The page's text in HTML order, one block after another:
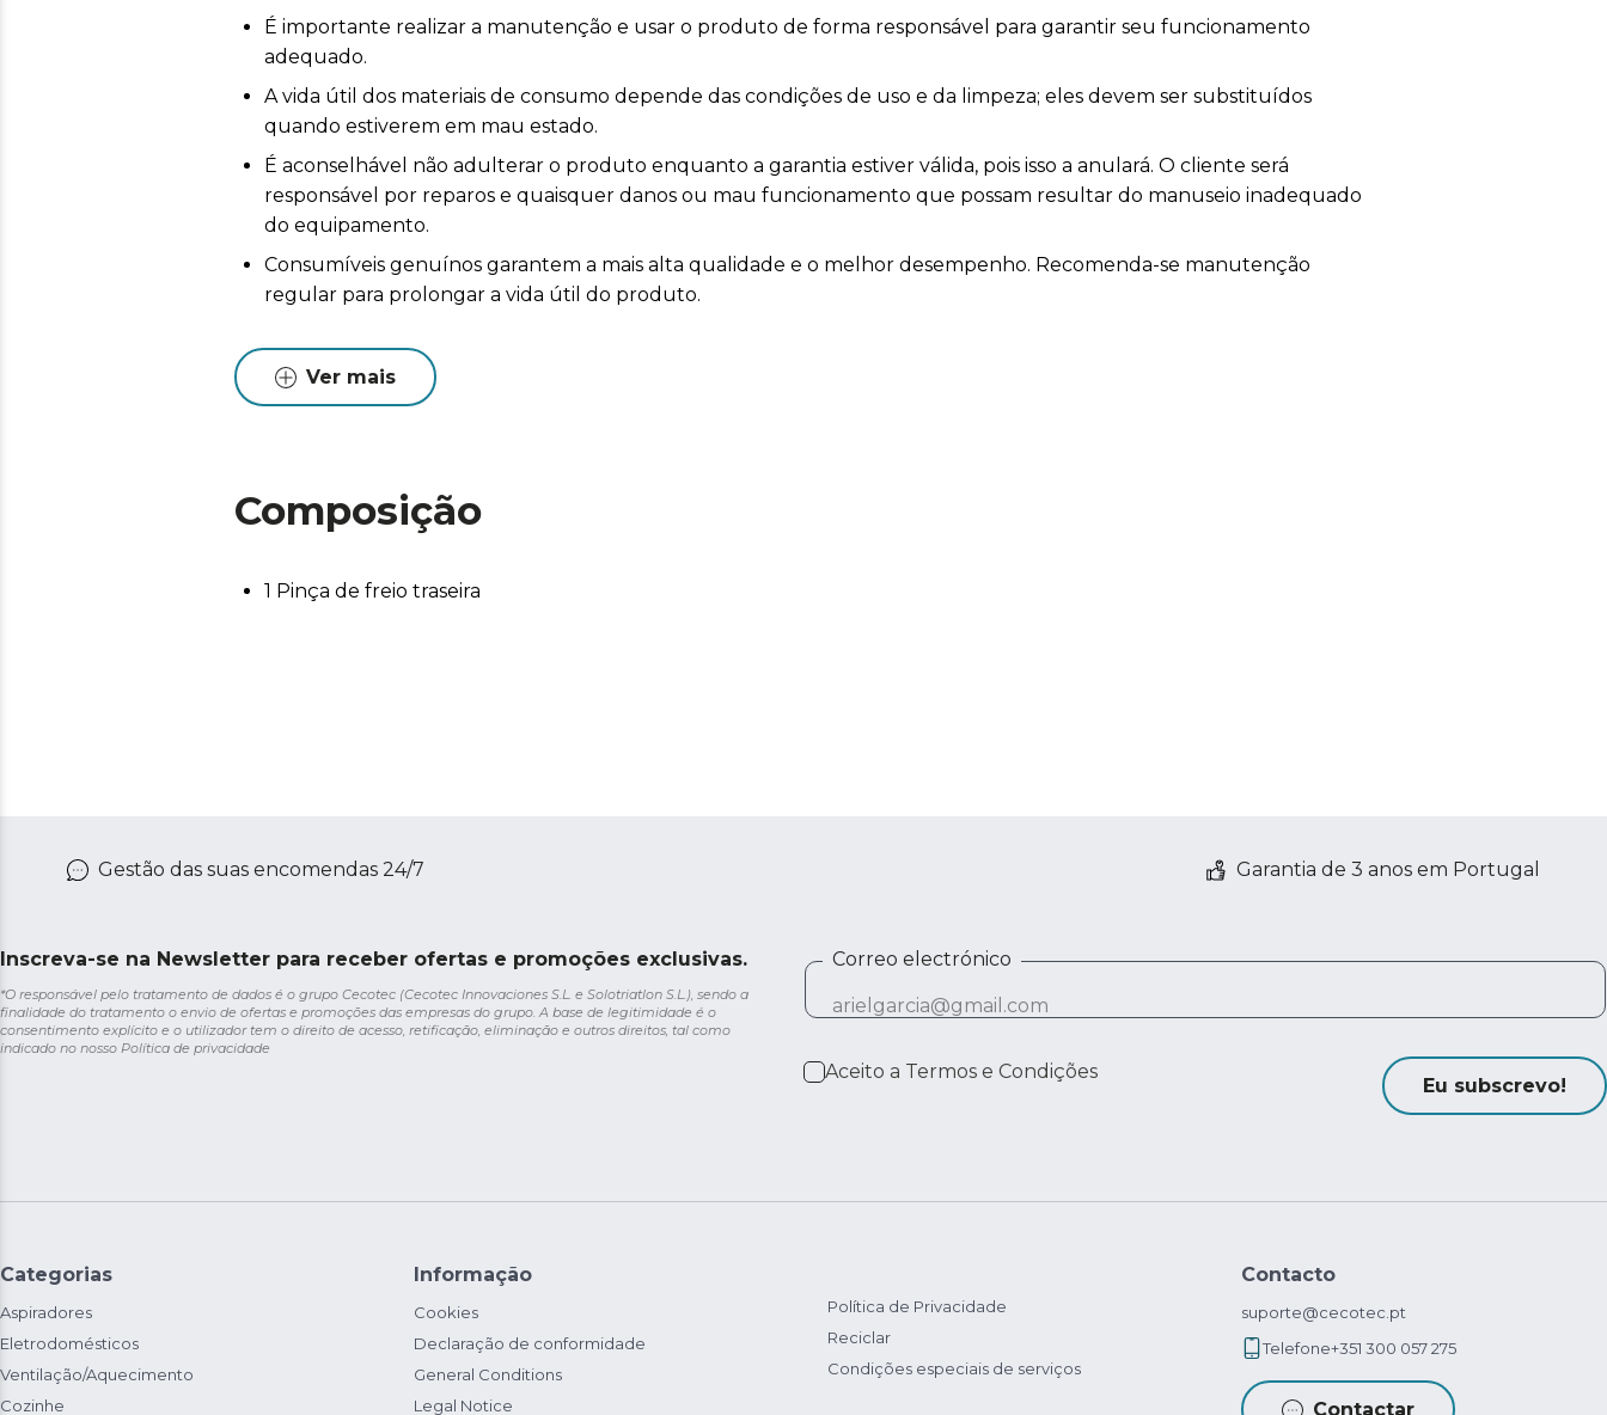
É importante realizar a manutenção e usar o produto de forma responsável para garantir seu funcionamento
adequado.
A vida útil dos materiais de consumo depende das condições de uso e da limpeza; eles devem ser substituídos
quando estiverem em mau estado.
É aconselhável não adulterar o produto enquanto a garantia estiver válida, pois isso a anulará. O cliente será
responsável por reparos e quaisquer danos ou mau funcionamento que possam resultar do manuseio inadequado
do equipamento.
Consumíveis genuínos garantem a mais alta qualidade e o melhor desempenho. Recomenda-se manutenção
regular para prolongar a vida útil do produto.
Ver mais
Composição
1 Pinça de freio traseira
Gestão das suas encomendas 24/7 Garantia de 3 anos em Portugal
Inscreva-se na Newsletter para receber ofertas e promoções exclusivas.
*O responsável pelo tratamento de dados é o grupo Cecotec (Cecotec Innovaciones S.L. e Solotriatlon S.L.), sendo a
finalidade do tratamento o envio de ofertas e promoções das empresas do grupo. A base de legitimidade é o
consentimento explícito e o utilizador tem o direito de acesso, retificação, eliminação e outros direitos, tal como
indicado no nosso Política de privacidade
Correo electrónico
Aceito a Termos e Condições
Eu subscrevo!
Categorias
Aspiradores
Eletrodomésticos
Ventilação/Aquecimento
Cozinhe
Informação
Cookies
Declaração de conformidade
General Conditions
Legal Notice
Política de Privacidade
Reciclar
Condições especiais de serviços
Contacto
suporte@cecotec.pt
Telefone+351 300 057 275
Contactar